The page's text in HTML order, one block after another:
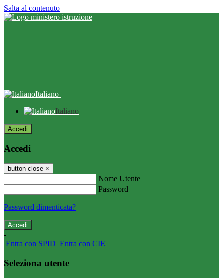
Salta al contenuto
Italiano
Italiano
Accedi
Accedi
button close ×
Nome Utente
Password
Password dimenticata?
-
Entra con SPID Entra con CIE
Seleziona utente